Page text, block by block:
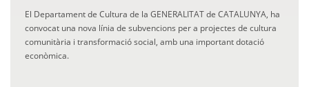
El Departament de Cultura de la GENERALITAT de CATALUNYA, ha
convocat una nova línia de subvencions per a projectes de cultura
comunitària i transformació social, amb una important dotació
econòmica.